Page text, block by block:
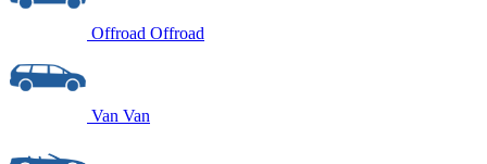
Offroad Offroad
Van Van